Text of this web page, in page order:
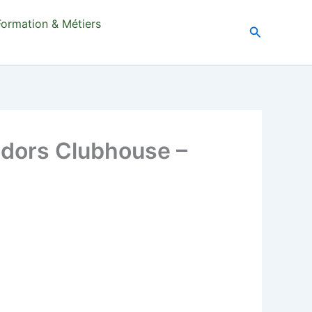
& Métiers
Clubhouse –